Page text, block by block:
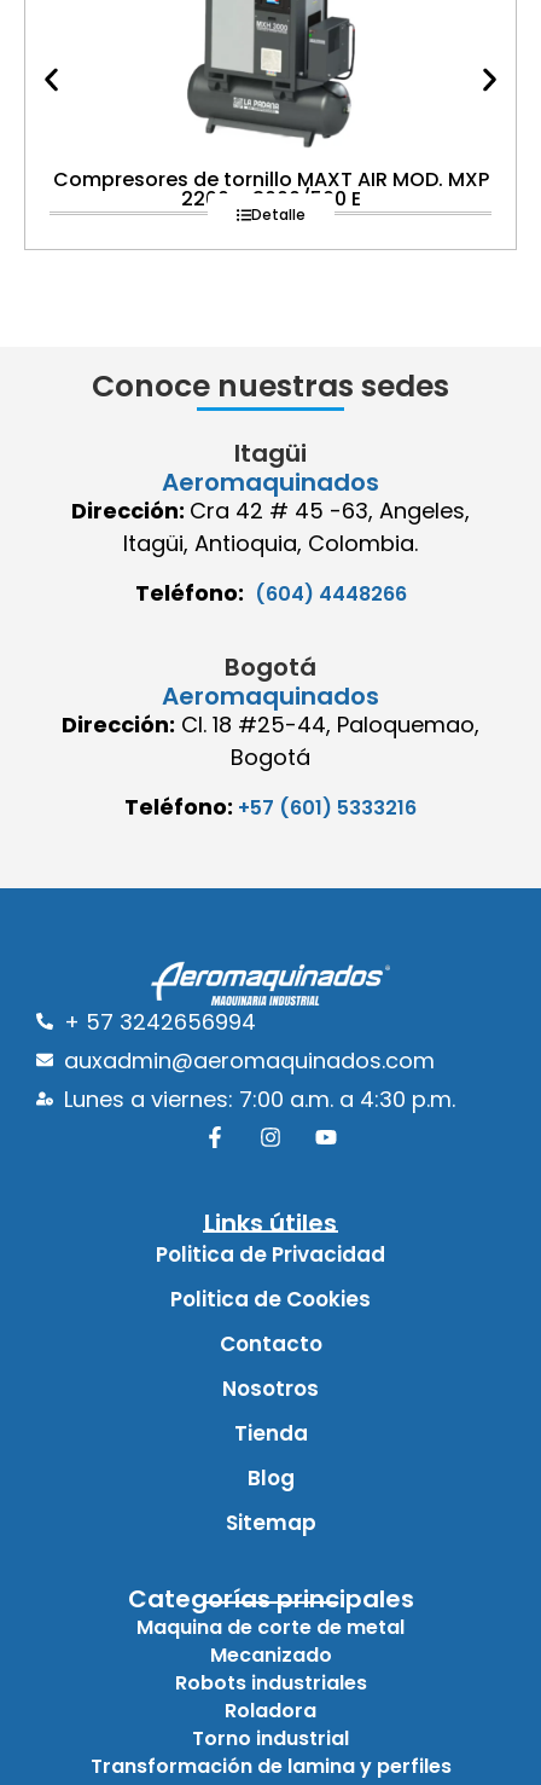
Compresores de tornillo MAXT AIR MOD. MXP
2200 – 3000/500 E
Detalle
Conoce nuestras sedes
Itagüi
Aeromaquinados
Dirección: Cra 42 # 45 -63, Angeles,
Itagüi, Antioquia, Colombia.
Teléfono: (604) 4448266
Bogotá
Aeromaquinados
Dirección: Cl. 18 #25-44, Paloquemao,
Bogotá
Teléfono: +57 (601) 5333216
+ 57 3242656994
auxadmin@aeromaquinados.com
Lunes a viernes: 7:00 a.m. a 4:30 p.m.
Links útiles
Politica de Privacidad
Politica de Cookies
Contacto
Nosotros
Tienda
Blog
Sitemap
Categorías principales
Maquina de corte de metal
Mecanizado
Robots industriales
Roladora
Torno industrial
Transformación de lamina y perfiles